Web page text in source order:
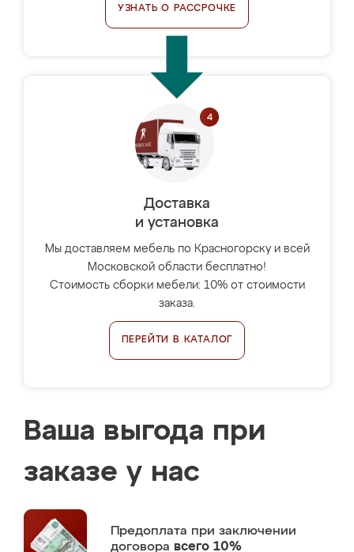
УЗНАТЬ О РАССРОЧКЕ
Доставка
и установка
Мы доставляем мебель по Красногорску и всей
Московской области бесплатно!
Стоимость сборки мебели: 10% от стоимости
заказа.
ПЕРЕЙТИ В КАТАЛОГ
Ваша выгода при
заказе у нас
Предоплата при заключении
договора всего 10%